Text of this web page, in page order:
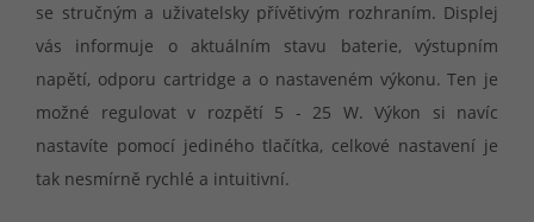
se stručným a uživatelsky přívětivým rozhraním. Displej
vás informuje o aktuálním stavu baterie, výstupním
napětí, odporu cartridge a o nastaveném výkonu. Ten je
možné regulovat v rozpětí 5 - 25 W. Výkon si navíc
nastavíte pomocí jediného tlačítka, celkové nastavení je
tak nesmírně rychlé a intuitivní.